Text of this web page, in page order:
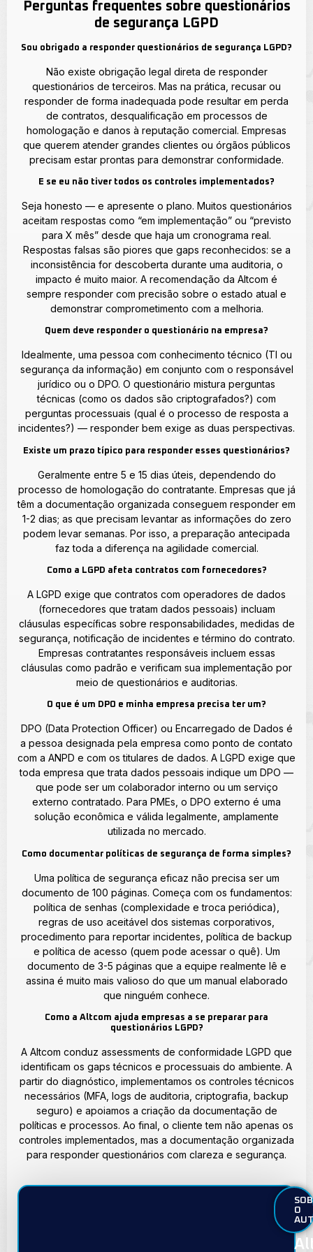
Perguntas frequentes sobre questionários
de segurança LGPD
Sou obrigado a responder questionários de segurança LGPD?
Não existe obrigação legal direta de responder
questionários de terceiros. Mas na prática, recusar ou
responder de forma inadequada pode resultar em perda
de contratos, desqualificação em processos de
homologação e danos à reputação comercial. Empresas
que querem atender grandes clientes ou órgãos públicos
precisam estar prontas para demonstrar conformidade.
E se eu não tiver todos os controles implementados?
Seja honesto — e apresente o plano. Muitos questionários
aceitam respostas como “em implementação” ou “previsto
para X mês” desde que haja um cronograma real.
Respostas falsas são piores que gaps reconhecidos: se a
inconsistência for descoberta durante uma auditoria, o
impacto é muito maior. A recomendação da Altcom é
sempre responder com precisão sobre o estado atual e
demonstrar comprometimento com a melhoria.
Quem deve responder o questionário na empresa?
Idealmente, uma pessoa com conhecimento técnico (TI ou
segurança da informação) em conjunto com o responsável
jurídico ou o DPO. O questionário mistura perguntas
técnicas (como os dados são criptografados?) com
perguntas processuais (qual é o processo de resposta a
incidentes?) — responder bem exige as duas perspectivas.
Existe um prazo típico para responder esses questionários?
Geralmente entre 5 e 15 dias úteis, dependendo do
processo de homologação do contratante. Empresas que já
têm a documentação organizada conseguem responder em
1-2 dias; as que precisam levantar as informações do zero
podem levar semanas. Por isso, a preparação antecipada
faz toda a diferença na agilidade comercial.
Como a LGPD afeta contratos com fornecedores?
A LGPD exige que contratos com operadores de dados
(fornecedores que tratam dados pessoais) incluam
cláusulas específicas sobre responsabilidades, medidas de
segurança, notificação de incidentes e término do contrato.
Empresas contratantes responsáveis incluem essas
cláusulas como padrão e verificam sua implementação por
meio de questionários e auditorias.
O que é um DPO e minha empresa precisa ter um?
DPO (Data Protection Officer) ou Encarregado de Dados é
a pessoa designada pela empresa como ponto de contato
com a ANPD e com os titulares de dados. A LGPD exige que
toda empresa que trata dados pessoais indique um DPO —
que pode ser um colaborador interno ou um serviço
externo contratado. Para PMEs, o DPO externo é uma
solução econômica e válida legalmente, amplamente
utilizada no mercado.
Como documentar políticas de segurança de forma simples?
Uma política de segurança eficaz não precisa ser um
documento de 100 páginas. Começa com os fundamentos:
política de senhas (complexidade e troca periódica),
regras de uso aceitável dos sistemas corporativos,
procedimento para reportar incidentes, política de backup
e política de acesso (quem pode acessar o quê). Um
documento de 3-5 páginas que a equipe realmente lê e
assina é muito mais valioso do que um manual elaborado
que ninguém conhece.
Como a Altcom ajuda empresas a se preparar para
questionários LGPD?
A Altcom conduz assessments de conformidade LGPD que
identificam os gaps técnicos e processuais do ambiente. A
partir do diagnóstico, implementamos os controles técnicos
necessários (MFA, logs de auditoria, criptografia, backup
seguro) e apoiamos a criação da documentação de
políticas e processos. Ao final, o cliente tem não apenas os
controles implementados, mas a documentação organizada
para responder questionários com clareza e segurança.
O